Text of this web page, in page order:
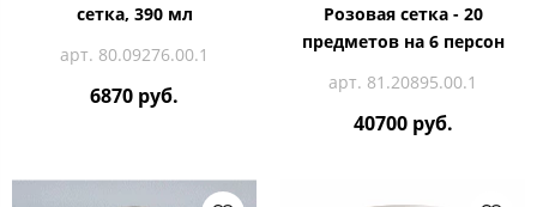
сетка, 390 мл
арт. 80.09276.00.1
6870 руб.
Розовая сетка - 20
предметов на 6 персон
арт. 81.20895.00.1
40700 руб.